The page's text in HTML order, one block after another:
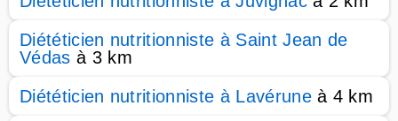
Diététicien nutritionniste à Saint Jean de
Védas à 3 km
Diététicien nutritionniste à Lavéruneà 4 km